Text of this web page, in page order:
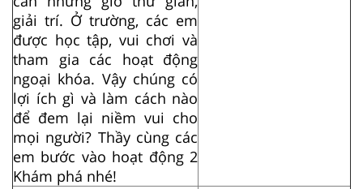
giải trí. Ở trường, các em
được học tập, vui chơi và
tham gia các hoạt động
ngoại khóa. Vậy chúng có
lợi ích gì và làm cách nào
để đem lại niềm vui cho
mọi người? Thầy cùng các
em bước vào hoạt động 2
Khám phá nhé!